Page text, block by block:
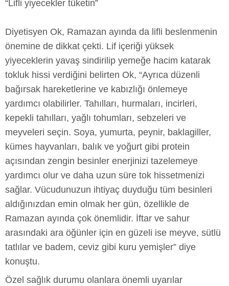
“Lifli yiyecekler tüketin”
Diyetisyen Ok, Ramazan ayında da lifli beslenmenin
önemine de dikkat çekti. Lif içeriği yüksek
yiyeceklerin yavaş sindirilip yemeğe hacim katarak
tokluk hissi verdiğini belirten Ok, “Ayrıca düzenli
bağırsak hareketlerine ve kabızlığı önlemeye
yardımcı olabilirler. Tahılları, hurmaları, incirleri,
kepekli tahılları, yağlı tohumları, sebzeleri ve
meyveleri seçin. Soya, yumurta, peynir, baklagiller,
kümes hayvanları, balık ve yoğurt gibi protein
açısından zengin besinler enerjinizi tazelemeye
yardımcı olur ve daha uzun süre tok hissetmenizi
sağlar. Vücudunuzun ihtiyaç duyduğu tüm besinleri
aldığınızdan emin olmak her gün, özellikle de
Ramazan ayında çok önemlidir. İftar ve sahur
arasındaki ara öğünler için en güzeli ise meyve, sütlü
tatlılar ve badem, ceviz gibi kuru yemişler” diye
konuştu.
Özel sağlık durumu olanlara önemli uyarılar